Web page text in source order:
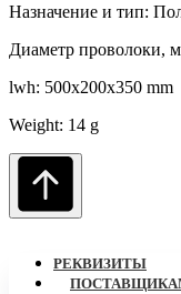
Назначение и тип:
Диаметр проволоки,
lwh: 500x200x350 mm
Weight: 14 g
РЕКВИЗИТЫ